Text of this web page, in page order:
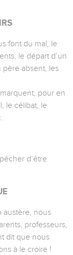
font du mal, le
le départ d’un
père absent, les
pour en
le célibat, le
d’être
austère, nous
professeurs,
dit que nous
à le croire !